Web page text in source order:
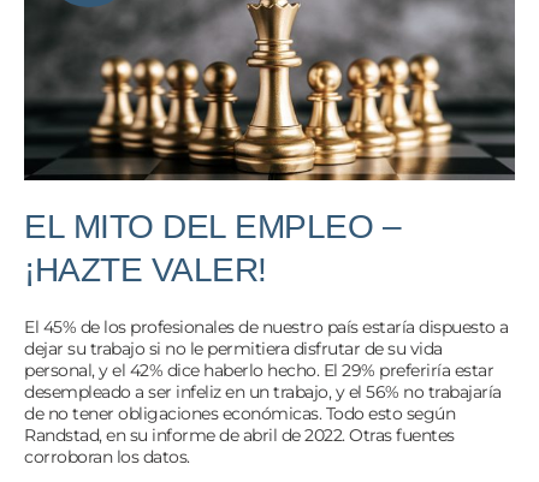
EL MITO DEL EMPLEO –
¡HAZTE VALER!
El 45% de los profesionales de nuestro país estaría dispuesto a
dejar su trabajo si no le permitiera disfrutar de su vida
personal, y el 42% dice haberlo hecho. El 29% preferiría estar
desempleado a ser infeliz en un trabajo, y el 56% no trabajaría
de no tener obligaciones económicas. Todo esto según
Randstad, en su informe de abril de 2022. Otras fuentes
corroboran los datos.
¡HAZTE